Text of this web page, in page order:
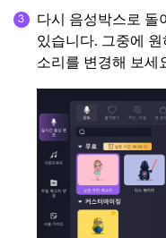
다시 음성박스로 돌
있습니다. 그중에
소리를 변경해 보세